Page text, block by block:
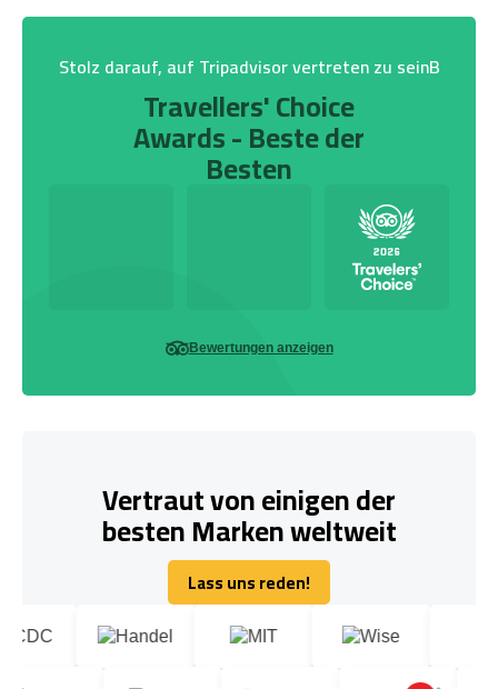
Stolz darauf, auf Tripadvisor vertreten zu seinB
Travellers' Choice
Awards - Beste der
Besten
Bewertungen anzeigen
Vertraut von einigen der
besten Marken weltweit
Lass uns reden!
Lass uns reden!